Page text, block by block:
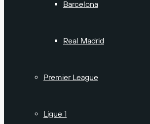
Barcelona
Real Madrid
Premier League
Ligue 1